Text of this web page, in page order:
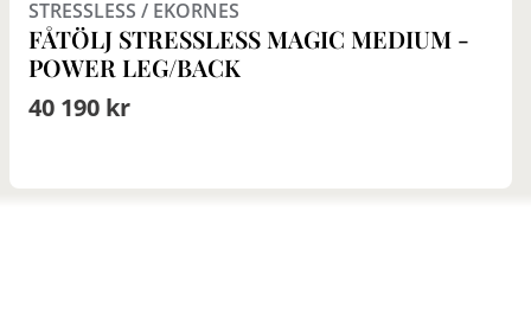
STRESSLESS / EKORNES
FÅTÖLJ STRESSLESS MAGIC MEDIUM -
POWER LEG/BACK
40 190 kr